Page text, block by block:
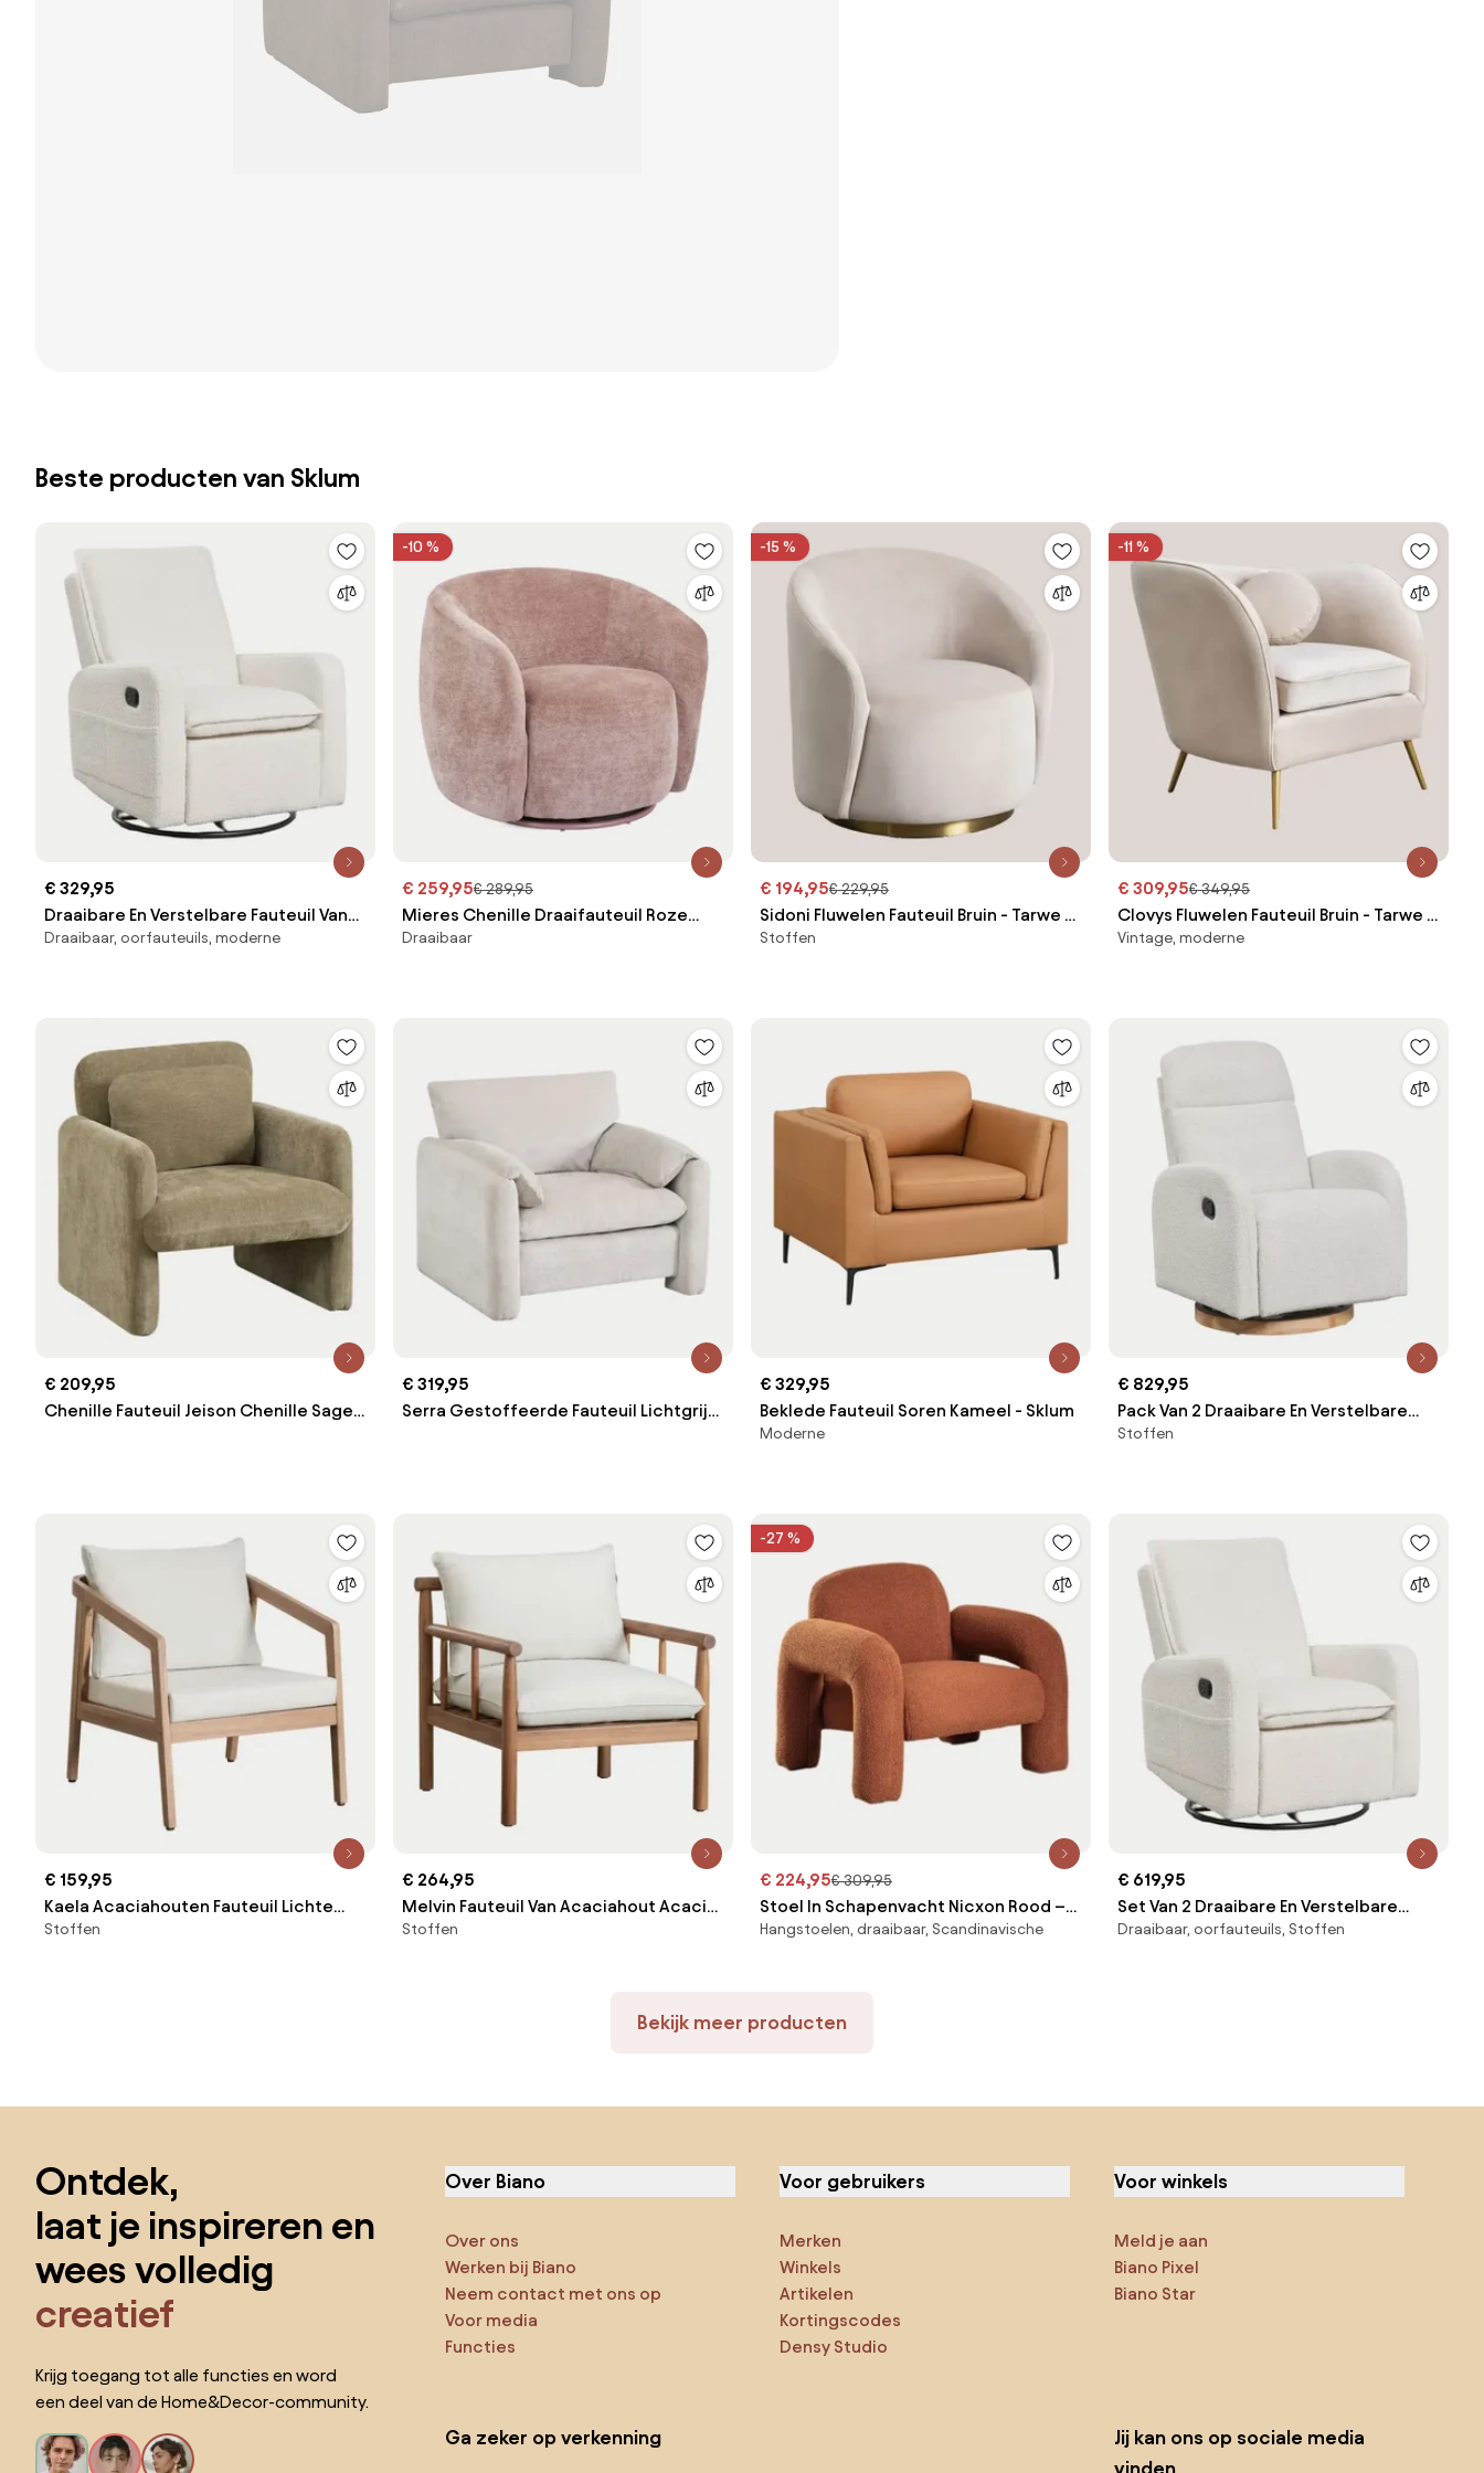
Beste producten van Sklum
€ 329,95
Draaibare En Verstelbare Fauteuil Van
Nolon Bouclé Stof Bouclé Wit - Sklum
Draaibaar, oorfauteuils, moderne
-10 %
€ 259,95€ 289,95
Mieres Chenille Draaifauteuil Roze
Wijn - Sklum
Draaibaar
-15 %
€ 194,95€ 229,95
Sidoni Fluwelen Fauteuil Bruin - Tarwe -
Sklum
Stoffen
-11 %
€ 309,95€ 349,95
Clovys Fluwelen Fauteuil Bruin - Tarwe -
Sklum
Vintage, moderne
€ 209,95
Chenille Fauteuil Jeison Chenille Sage
€ 319,95
Serra Gestoffeerde Fauteuil Lichtgrijs
€ 329,95
Beklede Fauteuil Soren Kameel - Sklum
Moderne
€ 829,95
Pack Van 2 Draaibare En Verstelbare
Fauteuils In Vako Bouclé Stof Uit Witte
Stoffen
€ 159,95
Kaela Acaciahouten Fauteuil Lichte
Acaciekleur & Stof Gardenia Wit -
Stoffen
€ 264,95
Melvin Fauteuil Van Acaciahout Acacia
Bruin - Sklum
Stoffen
-27 %
€ 224,95€ 309,95
Stoel In Schapenvacht Nicxon Rood –
Klei - Sklum
Hangstoelen, draaibaar, Scandinavische
€ 619,95
Set Van 2 Draaibare En Verstelbare
Fauteuils In Bouclé Stof Nolon Bouclé
Draaibaar, oorfauteuils, Stoffen
Bekijk meer producten
Ontdek,
laat je inspireren en
wees volledig
creatief
Krijg toegang tot alle functies en word
een deel van de Home&Decor-community.
Over Biano
Over ons
Werken bij Biano
Neem contact met ons op
Voor media
Functies
Voor gebruikers
Merken
Winkels
Artikelen
Kortingscodes
Densy Studio
Voor winkels
Meld je aan
Biano Pixel
Biano Star
Ga zeker op verkenning
Jij kan ons op sociale media
vinden